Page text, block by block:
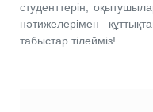
студенттерін,
нәтижелерімен
табыстар тілейміз!